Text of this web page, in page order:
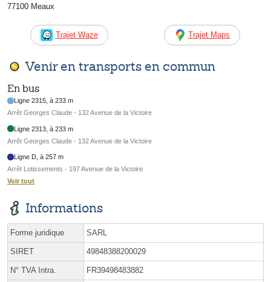
77100 Meaux
Trajet Waze Trajet Maps
Venir en transports en commun
En bus
Ligne 2315, à 233 m
Arrêt Georges Claude - 132 Avenue de la Victoire
Ligne 2313, à 233 m
Arrêt Georges Claude - 132 Avenue de la Victoire
Ligne D, à 257 m
Arrêt Lotissements - 197 Avenue de la Victoire
Voir tout
Informations
Forme juridique SARL
SIRET 49848388200029
N° TVA Intra. FR39498483882